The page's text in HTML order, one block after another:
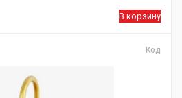
В корзину
Код